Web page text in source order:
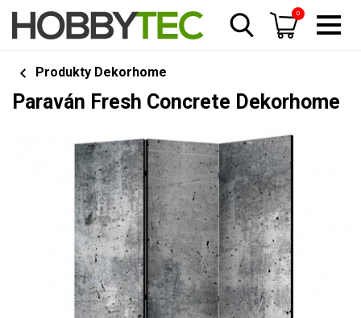
0
Produkty Dekorhome
Paraván Fresh Concrete Dekorhome